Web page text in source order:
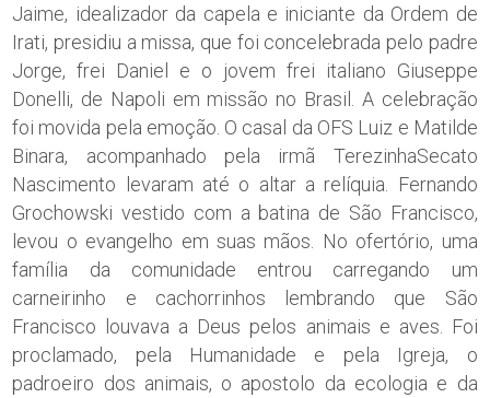
Jaime, idealizador da capela e iniciante da Ordem de
Irati, presidiu a missa, que foi concelebrada pelo padre
Jorge, frei Daniel e o jovem frei italiano Giuseppe
Donelli, de Napoli em missão no Brasil. A celebração
foi movida pela emoção. O casal da OFS Luiz e Matilde
Binara, acompanhado pela irmã TerezinhaSecato
Nascimento levaram até o altar a relíquia. Fernando
Grochowski vestido com a batina de São Francisco,
levou o evangelho em suas mãos. No ofertório, uma
família da comunidade entrou carregando um
carneirinho e cachorrinhos lembrando que São
Francisco louvava a Deus pelos animais e aves. Foi
proclamado, pela Humanidade e pela Igreja, o
padroeiro dos animais, o apostolo da ecologia e da